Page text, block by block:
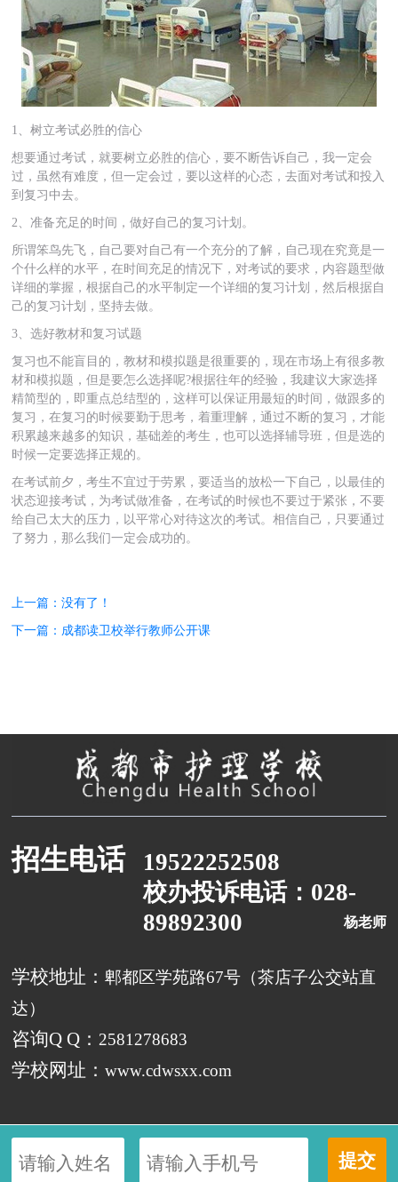
1、树立考试必胜的信心
想要通过考试，就要树立必胜的信心，要不断告诉自己，我一定会
过，虽然有难度，但一定会过，要以这样的心态，去面对考试和投入
到复习中去。
2、准备充足的时间，做好自己的复习计划。
所谓笨鸟先飞，自己要对自己有一个充分的了解，自己现在究竟是一
个什么样的水平，在时间充足的情况下，对考试的要求，内容题型做
详细的掌握，根据自己的水平制定一个详细的复习计划，然后根据自
己的复习计划，坚持去做。
3、选好教材和复习试题
复习也不能盲目的，教材和模拟题是很重要的，现在市场上有很多教
材和模拟题，但是要怎么选择呢?根据往年的经验，我建议大家选择
精简型的，即重点总结型的，这样可以保证用最短的时间，做跟多的
复习，在复习的时候要勤于思考，着重理解，通过不断的复习，才能
积累越来越多的知识，基础差的考生，也可以选择辅导班，但是选的
时候一定要选择正规的。
在考试前夕，考生不宜过于劳累，要适当的放松一下自己，以最佳的
状态迎接考试，为考试做准备，在考试的时候也不要过于紧张，不要
给自己太大的压力，以平常心对待这次的考试。相信自己，只要通过
了努力，那么我们一定会成功的。
上一篇：没有了！
下一篇：成都读卫校举行教师公开课
招生电话
19522252508
校办投诉电话：028-
89892300
杨老师
学校地址：郫都区学苑路67号（茶店子公交站直
达）
咨询Q Q：2581278683
学校网址：www.cdwsxx.com
提交